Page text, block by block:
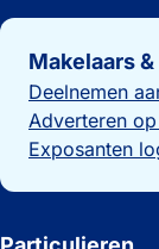
Belangrijke links
Makelaars
Deelnemen
Adverteren
Exposanten